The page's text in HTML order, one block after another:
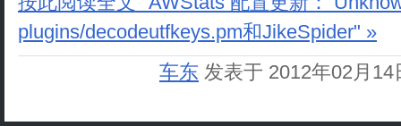
plugins/decodeutfkeys.pm和JikeSpider" »
车东 发表于 2012年02月